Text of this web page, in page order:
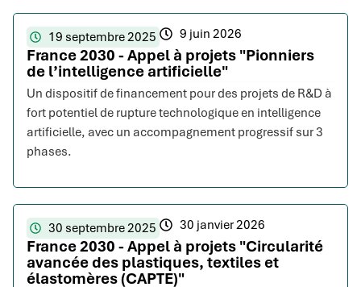
19 septembre 2025 9 juin 2026
France 2030 - Appel à projets "Pionniers
de l’intelligence artificielle"
Un dispositif de financement pour des projets de R&D à
fort potentiel de rupture technologique en intelligence
artificielle, avec un accompagnement progressif sur 3
phases.
30 septembre 2025 30 janvier 2026
France 2030 - Appel à projets "Circularité
avancée des plastiques, textiles et
élastomères (CAPTE)"